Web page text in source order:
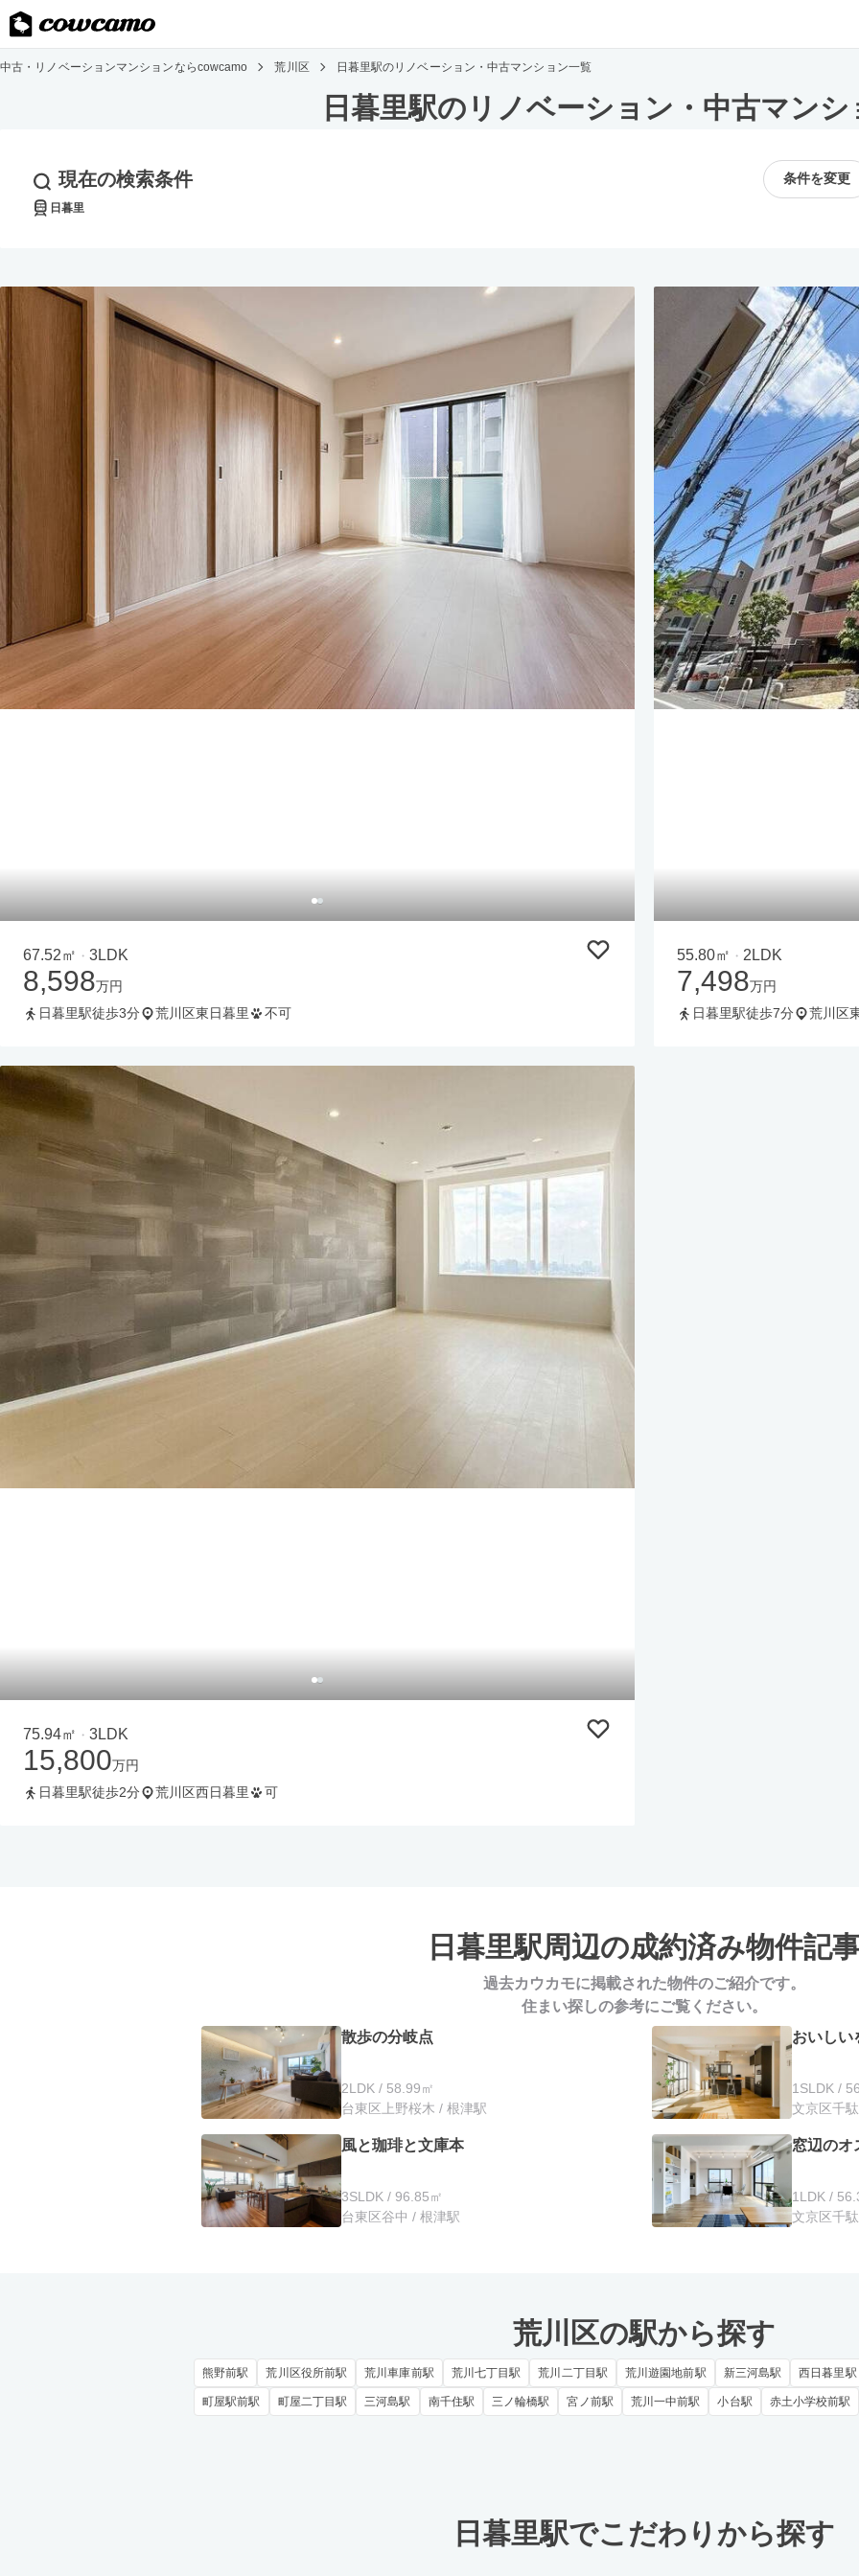
中古・リノベーションマンションならcowcamo 荒川区 日暮里駅のリノベーション・中古マンション一覧
日暮里駅のリノベーション・中古マンシ
現在の検索条件 条件を変更
日暮里
67.52㎡ ・ 3LDK
8,598万円
日暮里駅徒歩3分
荒川区東日暮里 不可
55.80㎡ ・ 2LDK
7,498万円
日暮里駅徒歩7分
荒川区
75.94㎡ ・ 3LDK
15,800万円
日暮里駅徒歩2分
荒川区西日暮里 可
日暮里駅周辺の成約済み物件記
過去カウカモに掲載された物件のご紹介です。
住まい探しの参考にご覧ください。
散歩の分岐点
2LDK / 58.99㎡
台東区上野桜木 / 根津駅
おいしい
1SLDK /
文京区千
風と珈琲と文庫本
3SLDK / 96.85㎡
台東区谷中 / 根津駅
窓辺のオ
1LDK /
文京区千
荒川区の駅から探す
熊野前駅 荒川区役所前駅 荒川車庫前駅 荒川七丁目駅 荒川二丁目駅 荒川遊園地前駅 新三河島駅 西日暮里駅
町屋駅前駅 町屋二丁目駅 三河島駅 南千住駅 三ノ輪橋駅 宮ノ前駅 荒川一中前駅 小台駅 赤土小学校前駅
日暮里駅でこだわりから探す